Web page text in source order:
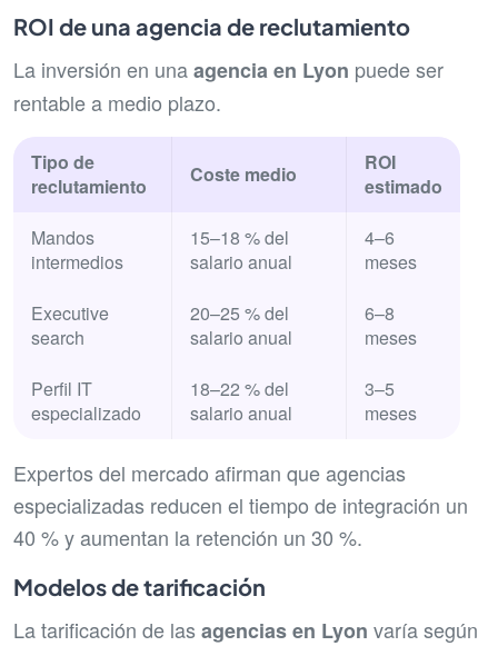
ROI de una agencia de reclutamiento
La inversión en unaagencia en Lyon puede ser
rentable a medio plazo.
Tipo de
reclutamiento
Coste medio
ROI
estimado
Mandos
intermedios
15–18 % del
salario anual
4–6
meses
Executive
search
20–25 % del
salario anual
6–8
meses
Perfil IT
especializado
18–22 % del
salario anual
3–5
meses
Expertos del mercado afirman que agencias
especializadas reducen el tiempo de integración un
40 % y aumentan la retención un 30 %.
Modelos de tarificación
La tarificación de las agencias en Lyon varía según